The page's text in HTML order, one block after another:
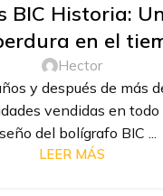
BIC Historia:
en el
Hector
y después de más
vendidas en todo
del bolígrafo BIC ...
LEER MÁS